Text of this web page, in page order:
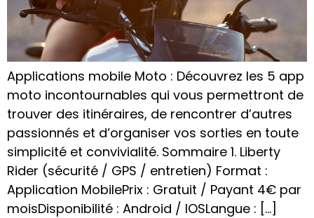
Applications mobile Moto : Découvrez les 5 app
moto incontournables qui vous permettront de
trouver des itinéraires, de rencontrer d’autres
passionnés et d’organiser vos sorties en toute
simplicité et convivialité. Sommaire 1. Liberty
Rider (sécurité / GPS / entretien) Format :
Application MobilePrix : Gratuit / Payant 4€ par
moisDisponibilité : Android / IOSLangue : […]